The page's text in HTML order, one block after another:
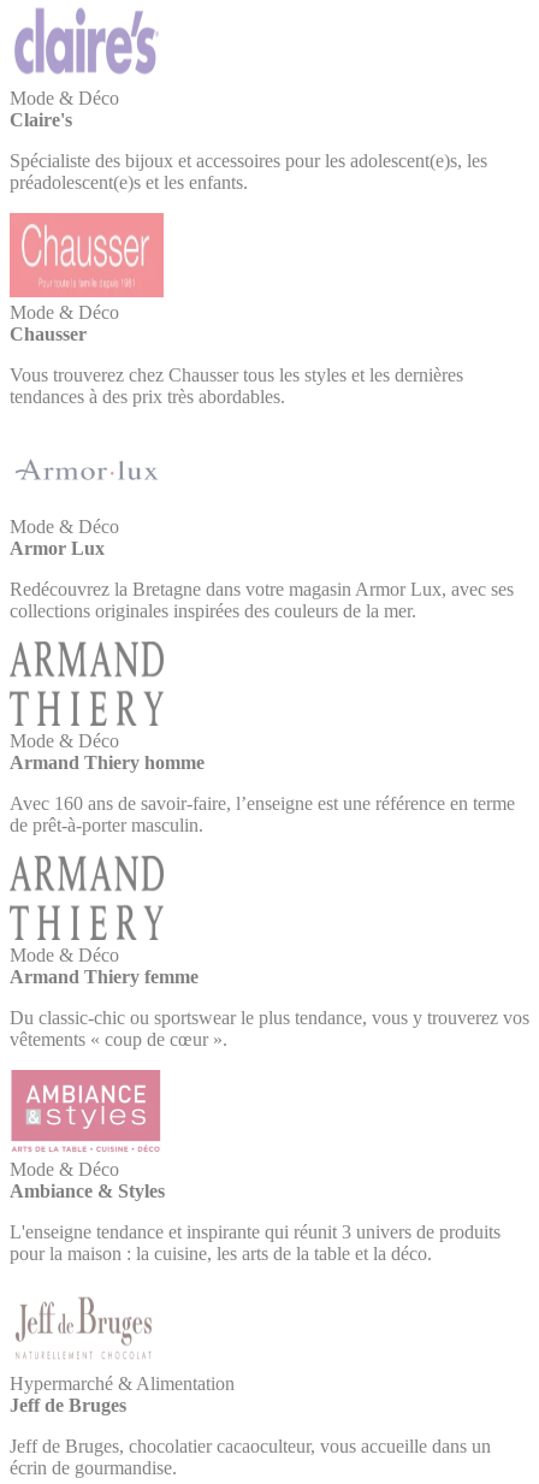
Mode & Déco
Claire's
Spécialiste des bijoux et accessoires pour les adolescent(e)s, les
préadolescent(e)s et les enfants.
Mode & Déco
Chausser
Vous trouverez chez Chausser tous les styles et les dernières
tendances à des prix très abordables.
Mode & Déco
Armor Lux
Redécouvrez la Bretagne dans votre magasin Armor Lux, avec ses
collections originales inspirées des couleurs de la mer.
Mode & Déco
Armand Thiery homme
Avec 160 ans de savoir-faire, l’enseigne est une référence en terme
de prêt-à-porter masculin.
Mode & Déco
Armand Thiery femme
Du classic-chic ou sportswear le plus tendance, vous y trouverez vos
vêtements « coup de cœur ».
Mode & Déco
Ambiance & Styles
L'enseigne tendance et inspirante qui réunit 3 univers de produits
pour la maison : la cuisine, les arts de la table et la déco.
Hypermarché & Alimentation
Jeff de Bruges
Jeff de Bruges, chocolatier cacaoculteur, vous accueille dans un
écrin de gourmandise.